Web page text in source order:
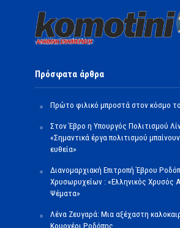
Πρόσφατα άρθρα
Πρώτο φιλικό μπροστά στον κόσμο
Στον Έβρο η Υπουργός Πολιτισμού
«Σημαντικά έργα πολιτισμού
ευθεία»
Διανομαρχιακή Επιτροπή Έβρου
Χρυσωρυχείων : «Ελληνικός Χρυσός
Ψέματα»
Λένα Ζευγαρά: Μια αξέχαστη
Κρυονέρι Ροδόπης